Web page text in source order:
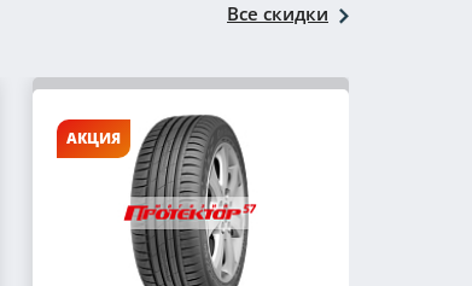
Все скидки
АКЦИЯ